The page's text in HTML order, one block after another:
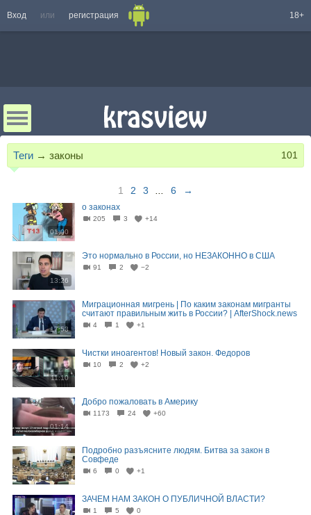
Вход или регистрация 18+
Теги → законы 101
1 2 3 6 →
01:00
о законах
205 3 +14
13:26
Это нормально в России, но НЕЗАКОННО в США
91 2 −2
17:53
Миграционная мигрень | По каким законам мигранты
считают правильным жить в России? | AfterShock.news
4 1 +1
11:10
Чистки иноагентов! Новый закон. Федоров
10 2 +2
01:14
Добро пожаловать в Америку
1173 24 +60
23:45
Подробно разъясните людям. Битва за закон в
Совфеде
6 0 +1
ЗАЧЕМ НАМ ЗАКОН О ПУБЛИЧНОЙ ВЛАСТИ?
1 5 0